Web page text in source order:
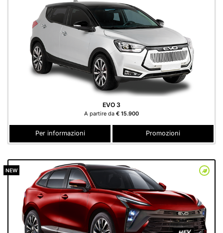
EVO 3
A partire da € 15.900
Per informazioni Promozioni
NEW